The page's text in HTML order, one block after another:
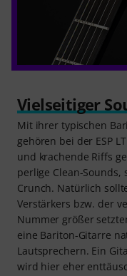
Vielseitiger
Mit ihrer typischen
gehören bei der ESP
und krachende Riffs
perlige Clean-Sounds,
Crunch. Natürlich
Verstärkers bzw. der
Nummer größer
eine Bariton-Gitarre
Lautsprechern. Ein
wird hier eher